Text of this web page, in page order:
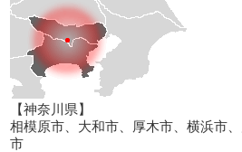
【神奈川県】
相模原市、大和市、厚木市、横浜市
市